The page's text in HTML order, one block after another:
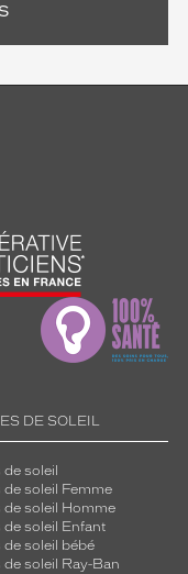
DE SOLEIL
soleil
de soleil Femme
de soleil Homme
de soleil Enfant
de soleil bébé
de soleil Ray-Ban